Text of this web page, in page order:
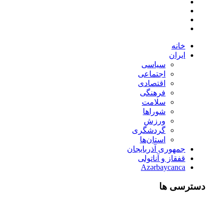
خانه
ایران
سیاسی
اجتماعی
اقتصادی
فرهنگی
سلامت
شوراها
ورزش
گردشگری
استان‌ها
جمهوری آذربایجان
قفقاز و آناتولی
Azərbaycanca
دسترسی ها